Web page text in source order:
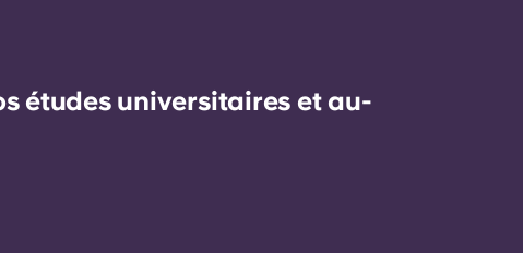
études universitaires et au-